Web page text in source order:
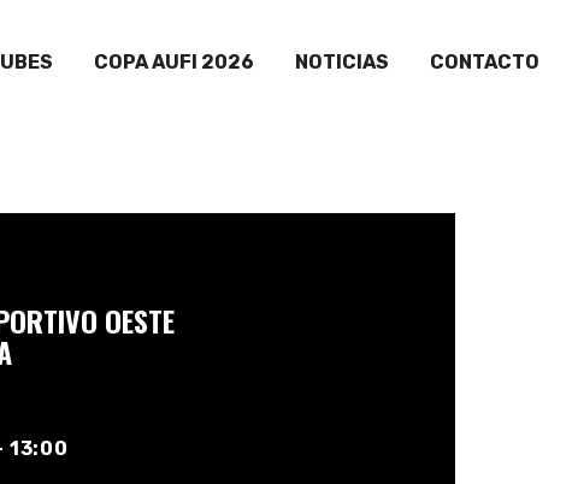
COPA AUFI 2026 NOTICIAS CONTACTO
OESTE
13:00